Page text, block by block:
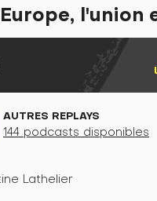
l'union
AUTRES REPLAYS
144 podcasts disponibles
Lathelier